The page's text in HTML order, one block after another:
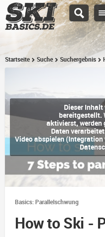
Startseite Suche Suchergebnis
Dieser
bereitgestellt.
aktivierst, werden
Daten
Video abspielen
Basics: Parallelschwung
How to Ski -